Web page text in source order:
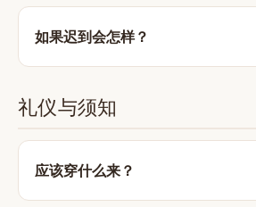
如果迟到会怎样？
礼仪与须知
应该穿什么来？